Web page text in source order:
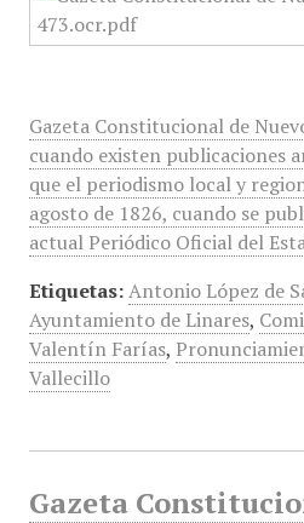
Gazeta Constitucional de
cuando existen publicaciones
que el periodismo local y
agosto de 1826, cuando se
actual Periódico Oficial del
Etiquetas: Antonio López de
Ayuntamiento de Linares,
Valentín Farías,
Vallecillo
Gazeta